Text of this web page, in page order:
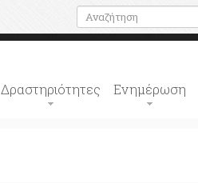
Δραστηριότητες Ενημέρωση